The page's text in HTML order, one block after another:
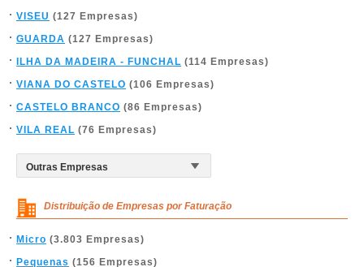
VISEU (127 Empresas)
GUARDA (127 Empresas)
ILHA DA MADEIRA - FUNCHAL (114 Empresas)
VIANA DO CASTELO (106 Empresas)
CASTELO BRANCO (86 Empresas)
VILA REAL (76 Empresas)
Distribuição de Empresas por Faturação
Micro (3.803 Empresas)
Pequenas (156 Empresas)